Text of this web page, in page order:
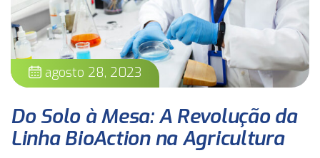
agosto 28, 2023
Do Solo à Mesa: A Revolução da
Linha BioAction na Agricultura